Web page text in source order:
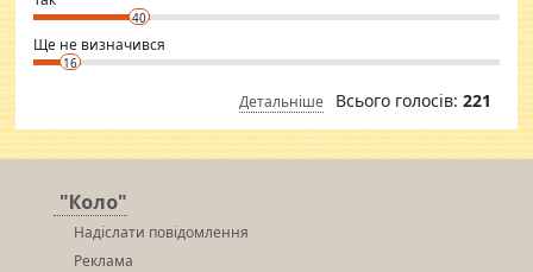
40
Ще не визначився
16
Детальніше Всього голосів: 221
"Коло"
Надіслати повідомлення
Реклама